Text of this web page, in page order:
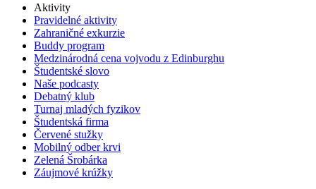
Aktivity
Pravidelné aktivity
Zahraničné exkurzie
Buddy program
Medzinárodná cena vojvodu z Edinburghu
Študentské slovo
Naše podcasty
Debatný klub
Turnaj mladých fyzikov
Študentská firma
Červené stužky
Mobilný odber krvi
Zelená Šrobárka
Záujmové krúžky